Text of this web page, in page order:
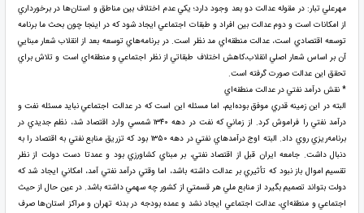
مهرعلي تبار: در مقوله عدالت دو بعد وجود دارد؛ يكي عدم اختلاف بين مناطق و استان‌ها در برخورداري
از امكانات است و دوم عدالت بين افراد و طبقات اجتماعي ايجاد شود كه در اينجا چون بحث ما برنامه
توسعه اقتصادي است، عدالت منطقه‌اي مد نظر است. در برنامه‌هاي توسعه بعد از انقلاب شعار مبنايي
آن بر اساس شعار اصلي انقلاب،كاهش اختلاف طبقاتي از نظر اجتماعي و منطقه‌اي است و تلاش براي
تحقق اين عدالت صورت گرفته است.
* نقش درآمد نفتي در عدالت منطقه‌اي
البته در اين زمينه قدري موفق بوده‌ايم، اما مسئله اين است كه در عدالت اجتماعي نبايد مسئله نفت و
درآمد نفتي را فراموش كرد. از زماني كه نفت در دهه ۱۳۴۰ شمسي وارد اقتصاد شد، نظم جديدي در
برنامه‌ريزي روي داد. البته اوج درآمدهاي نفتي در دهه ۱۳۵۰ بود كه تزريق منابع نفتي به اقتصاد را به
دنبال داشت. جامعه ايران قبل از اقتصاد نفتي، بر مبناي كشاورزي بود و عمدتا دست دولت از نظر
تقسيم اموال باز نبود كه تأثيري بر عدالت داشته باشد، اما وقتي درآمد نفتي آمد، امكاني ايجاد شد كه
دولت بتواند تصميم بگيرد از منابع ملي هر قسمتي از كشور چه سهمي داشته باشد. در عين حال از حيث
اجتماعي و منطقه‌اي، عدالت اجتماعي ايجاد نشد و عمده بودجه در بدنه تهران و مراكز استان‌ها صرف